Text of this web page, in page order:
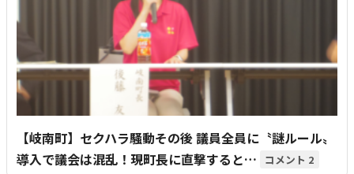
【岐南町】セクハラ騒動その後 議員全員に〝謎ルール〟
導入で議会は混乱！現町長に直撃すると…
2